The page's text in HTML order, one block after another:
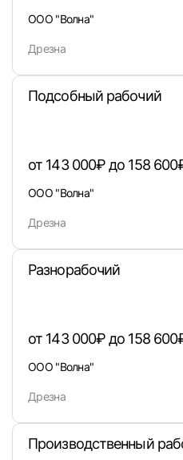
Войдите в
ООО "Волна"
Дрезна
Подсобный рабочий
от 143 000₽ до 158
ООО "Волна"
Дрезна
Разнорабочий
от 143 000₽ до 158
ООО "Волна"
Дрезна
Производственный